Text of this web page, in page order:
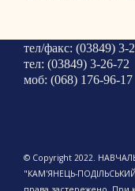
тел/факс: (03849) 3-
тел: (03849) 3-26-72
моб: (068) 176-96-17
© Copyright 2022.
"КАМ'ЯНЕЦЬ-